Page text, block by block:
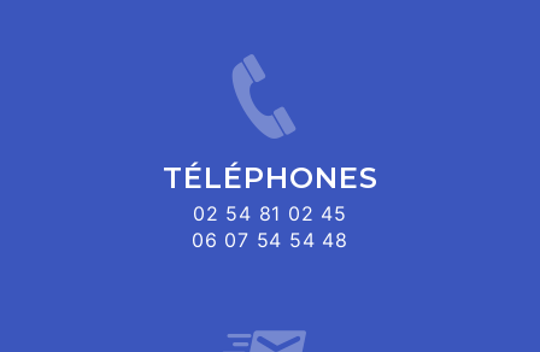
TÉLÉPHONES
02 54 81 02 45
06 07 54 54 48